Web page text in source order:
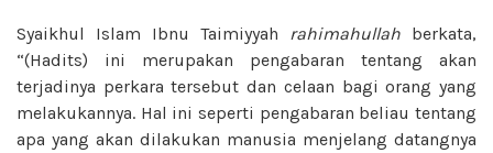
Syaikhul Islam Ibnu Taimiyyah rahimahullah berkata,
“(Hadits) ini merupakan pengabaran tentang akan
terjadinya perkara tersebut dan celaan bagi orang yang
melakukannya. Hal ini seperti pengabaran beliau tentang
apa yang akan dilakukan manusia menjelang datangnya